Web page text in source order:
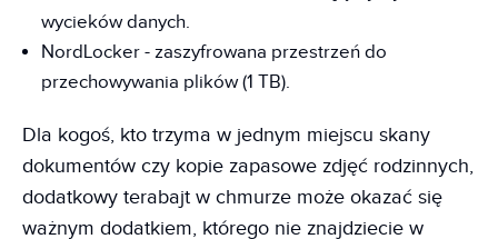
wycieków danych.
NordLocker - zaszyfrowana przestrzeń do
przechowywania plików (1 TB).
Dla kogoś, kto trzyma w jednym miejscu skany
dokumentów czy kopie zapasowe zdjęć rodzinnych,
dodatkowy terabajt w chmurze może okazać się
ważnym dodatkiem, którego nie znajdziecie w